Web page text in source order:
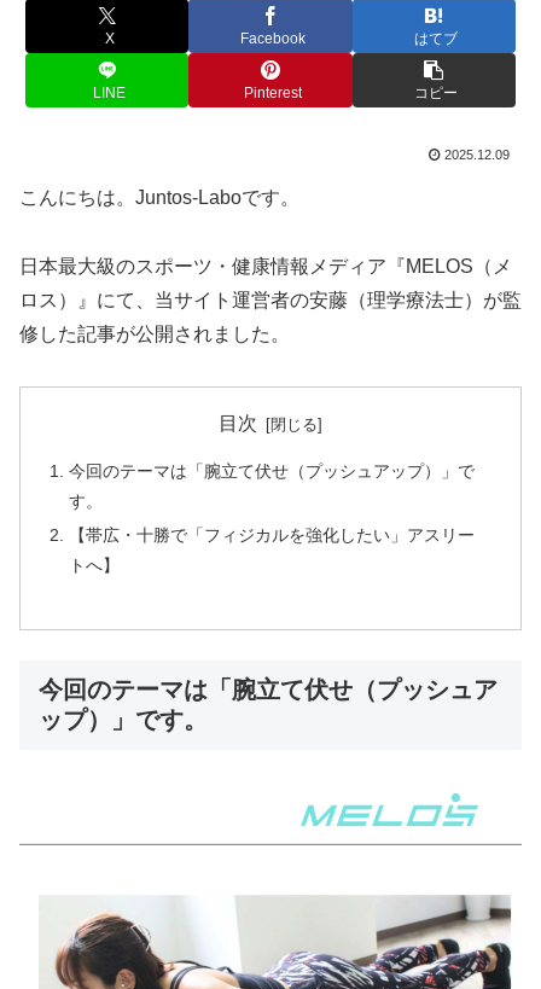
X Facebook はてブ
LINE Pinterest コピー
2025.12.09
こんにちは。Juntos-Laboです。
日本最大級のスポーツ・健康情報メディア『MELOS（メ
ロス）』にて、当サイト運営者の安藤（理学療法士）が監
修した記事が公開されました。
目次
今回のテーマは「腕立て伏せ（プッシュアップ）」で
す。
【帯広・十勝で「フィジカルを強化したい」アスリー
トへ】
今回のテーマは「腕立て伏せ（プッシュア
ップ）」です。